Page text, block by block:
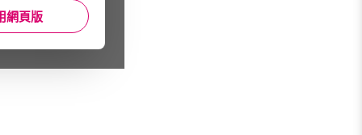
館長推薦 月銷量
網頁版